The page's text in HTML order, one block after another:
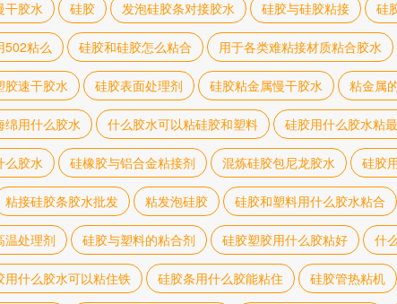
干胶水 硅胶 发泡硅胶条对接胶水 硅胶与硅胶粘接 硅
502粘么 硅胶和硅胶怎么粘合 用于各类难粘接材质粘合胶水
胶速干胶水 硅胶表面处理剂 硅胶粘金属慢干胶水 粘金属
绵用什么胶水 什么胶水可以粘硅胶和塑料 硅胶用什么胶水粘
么胶水 硅橡胶与铝合金粘接剂 混炼硅胶包尼龙胶水 硅胶
粘接硅胶条胶水批发 粘发泡硅胶 硅胶和塑料用什么胶水粘合
温处理剂 硅胶与塑料的粘合剂 硅胶塑胶用什么胶粘好 什
用什么胶水可以粘住铁 硅胶条用什么胶能粘住 硅胶管热粘机